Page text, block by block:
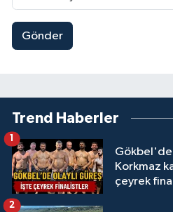
Gönder
Trend Haberler
Gökbel'de
Korkmaz
çeyrek
1
2